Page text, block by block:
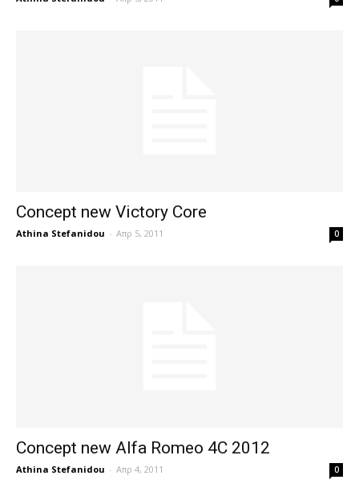
Concept new Victory Core
Athina Stefanidou - Απρ 5, 2011 0
Concept new Alfa Romeo 4C 2012
Athina Stefanidou - Απρ 4, 2011 0